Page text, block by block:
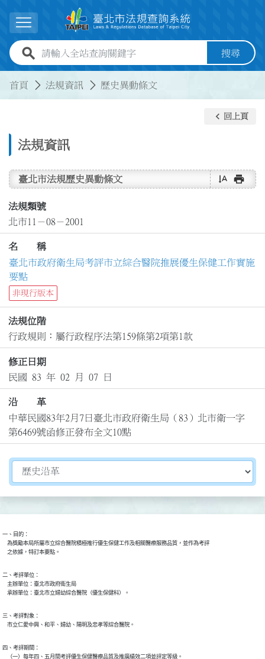
展開選單
全站查詢關鍵字欄位 搜尋
首頁 法規資訊 歷史異動條文
法規資訊
keyboard_arrow_left 回上頁
臺北市法規歷史異動條文 text_rotate_vertical print
法規類號
北市11－08－2001
名 稱
臺北市政府衛生局考評市立綜合醫院推展優生保健工作實施
要點
非現行版本
法規位階
行政規則：屬行政程序法第159條第2項第1款
修正日期
民國 83 年 02 月 07 日
沿 革
中華民國83年2月7日臺北市政府衛生局（83）北市衛一字
第6469號函修正發布全文10點
切換選擇法規資訊內容
一、目的：
    為獎勵本局所屬市立綜合醫院積極推行優生保健工作及相關醫療服務品質，並作為考評
    之依據，特訂本要點。
二、考評單位：
    主辦單位：臺北市政府衛生局
    承辦單位：臺北市立婦幼綜合醫院（優生保健科）。
三、考評對象：
    市立仁愛中興、和平、婦幼、陽明及忠孝等綜合醫院。
四、考評期間：
    （一）每年四、五月間考評優生保健醫療品質及推廣績效二項並評定等級。